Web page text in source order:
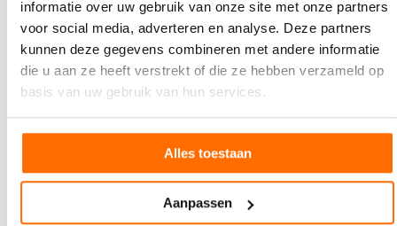
informatie over uw gebruik van onze site met onze partners
voor social media, adverteren en analyse. Deze partners
kunnen deze gegevens combineren met andere informatie
die u aan ze heeft verstrekt of die ze hebben verzameld op
basis van uw gebruik van hun services.
Alles toestaan
Aanpassen
24 NOVEMBER 2025
Kaartje2go verkozen tot Beste Website van
het Jaar 2025
Tijdens de Website van het Jaar-verkiezing is
Kaartje2go door het Nederlandse publiek verkozen tot